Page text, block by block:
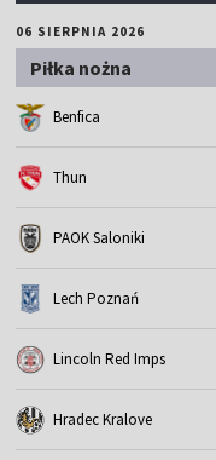
06 SIERPNIA 2026
Piłka nożna
Benfica
Thun
PAOK Saloniki
Lech Poznań
Lincoln Red Imps
Hradec Kralove